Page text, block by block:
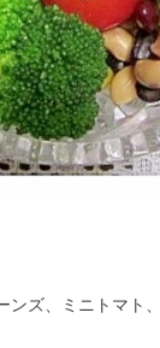
ンズ、ミニトマト